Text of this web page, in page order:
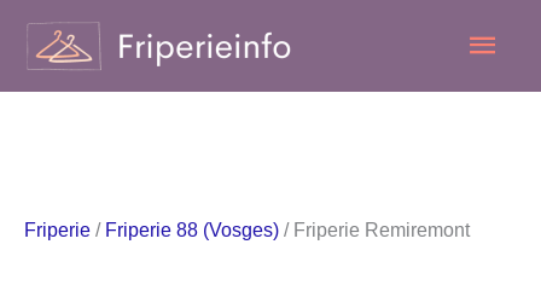
contenu
Friperie / Friperie 88 (Vosges) / Friperie Remiremont